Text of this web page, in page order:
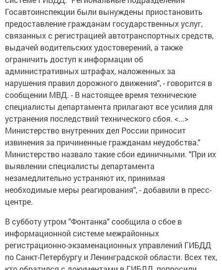
Госавтоинспекции были вынуждены приостановить
предоставление гражданам государственных услуг,
связанных с регистрацией автотранспортных средств,
выдачей водительских удостоверений, а также
ограничить доступ к информации об
административных штрафах, наложенных за
нарушения правил дорожного движения", - говорится в
сообщении МВД. - В настоящее время технические
специалисты департамента прилагают все усилия для
устранения последствий технического сбоя. <...>
Министерство внутренних дел России приносит
извинения за причиненные гражданам неудобства."
Министерство назвало такие сбои единичными. "При их
выявлении специалисты департамента
незамедлительно устраняют их, принимая
необходимые меры реагирования", - добавили в пресс-
центре.
В субботу утром "Фонтанка" сообщила о сбое в
информационной системе межрайонных
регистрационно-экзаменационных управлений ГИБДД
по Санкт-Петербургу и Ленинградской области. Всех тех,